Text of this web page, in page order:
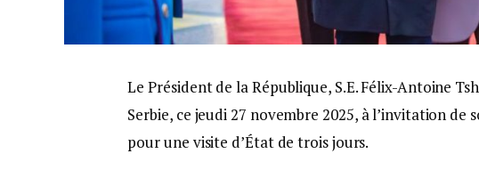
Le Président de la République, S.E. Félix-Antoine
Serbie, ce jeudi 27 novembre 2025, à l’invitation de
pour une visite d’État de trois jours.